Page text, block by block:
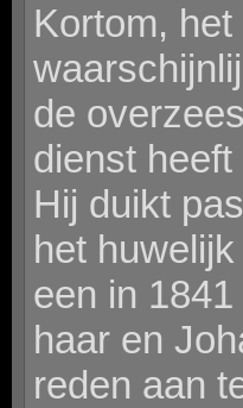
Kortom,
de
dienst heeft
Hij duikt
het
een in
haar en
reden aan